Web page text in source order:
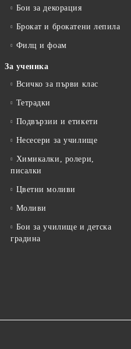
Бои за декорация
Брокат и брокатени лепила
Филц и фоам
За ученика
Всичко за първи клас
Тетрадки
Подвързии и етикети
Несесери за училище
Химикалки, ролери,
писалки
Цветни моливи
Моливи
Бои за училище и детска
градина